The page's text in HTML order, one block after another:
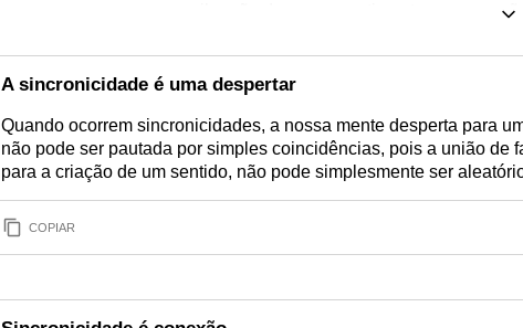
vibração dos seus sentimentos e
A sincronicidade é uma despertar
Quando ocorrem sincronicidades, a nossa mente desperta para
não pode ser pautada por simples coincidências, pois a união de
para a criação de um sentido, não pode simplesmente ser
COPIAR